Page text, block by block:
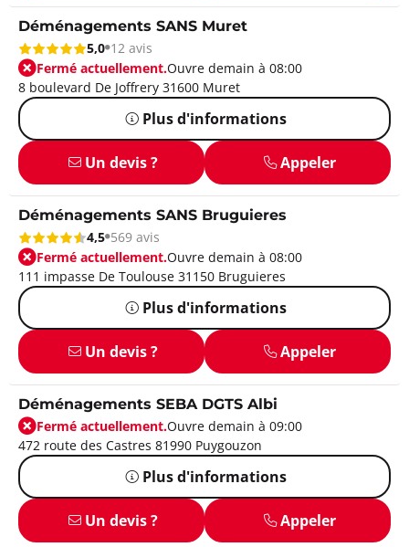
Déménagements SANS Muret
5,0 12 avis
Fermé actuellement.Ouvre demain à 08:00
8 boulevard De Joffrery 31600 Muret
Plus d'informations
Un devis ? Appeler
Déménagements SANS Bruguieres
4,5 569 avis
Fermé actuellement.Ouvre demain à 08:00
111 impasse De Toulouse 31150 Bruguieres
Plus d'informations
Un devis ? Appeler
Déménagements SEBA DGTS Albi
Fermé actuellement.Ouvre demain à 09:00
472 route des Castres 81990 Puygouzon
Plus d'informations
Un devis ? Appeler